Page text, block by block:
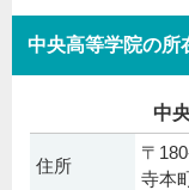
中央高等学院の所
中
住所
〒
寺本